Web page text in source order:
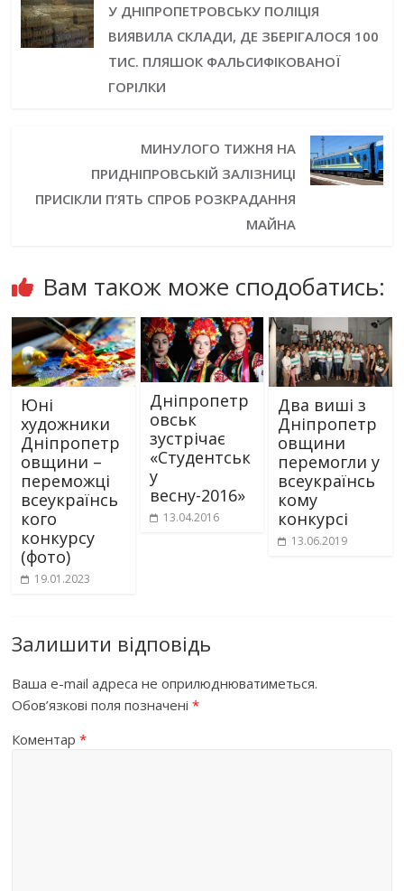
У ДНІПРОПЕТРОВСЬКУ ПОЛІЦІЯ
ВИЯВИЛА СКЛАДИ, ДЕ ЗБЕРІГАЛОСЯ 100
ТИС. ПЛЯШОК ФАЛЬСИФІКОВАНОЇ
ГОРІЛКИ
МИНУЛОГО ТИЖНЯ НА
ПРИДНІПРОВСЬКІЙ ЗАЛІЗНИЦІ
ПРИСІКЛИ П’ЯТЬ СПРОБ РОЗКРАДАННЯ
МАЙНА
Вам також може сподобатись:
Юні
художники
Дніпропетр
овщини –
переможці
всеукраїнсь
кого
конкурсу
(фото)
19.01.2023
Дніпропетр
овськ
зустрічає
«Студентськ
у
весну-2016»
13.04.2016
Два виші з
Дніпропетр
овщини
перемогли у
всеукраїнсь
кому
конкурсі
13.06.2019
Залишити відповідь
Ваша e-mail адреса не оприлюднюватиметься.
Обов’язкові поля позначені*
Коментар*